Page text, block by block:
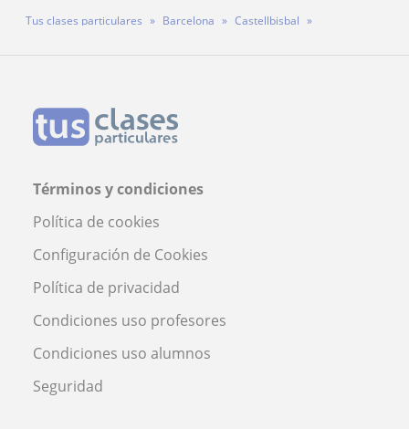
Tus clases particulares Barcelona
Castellbisbal
Términos y condiciones
Política de cookies
Configuración de Cookies
Política de privacidad
Condiciones uso profesores
Condiciones uso alumnos
Seguridad